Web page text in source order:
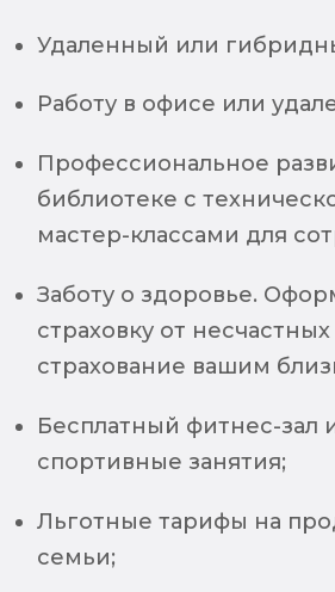
Удаленный или
Работу в офисе или
Профессиональное
библиотеке с
мастер-классами для
Заботу о здоровье.
страховку от
страхование вашим
Бесплатный фитнес-зал
спортивные занятия;
Льготные тарифы на
семьи;